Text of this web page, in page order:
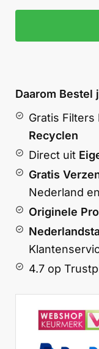
Daarom Bestel
Gratis
Recyclen
Direct uit
Gratis
Nederland
Originele
4.7 op